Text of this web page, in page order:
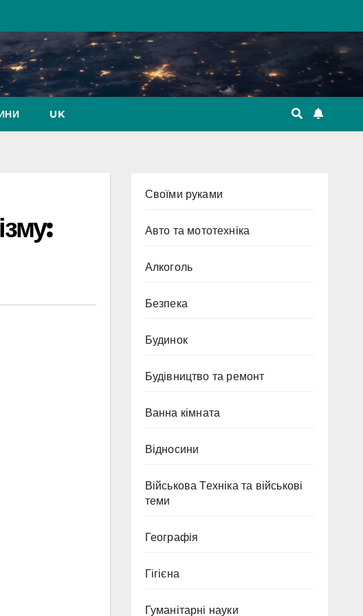
UK
Cвоїми руками
Авто та мототехніка
Алкоголь
Безпека
Будинок
Будівництво та ремонт
Ванна кімната
Відносини
Військова Техніка та військові
теми
Географія
Гігієна
Гуманітарні науки